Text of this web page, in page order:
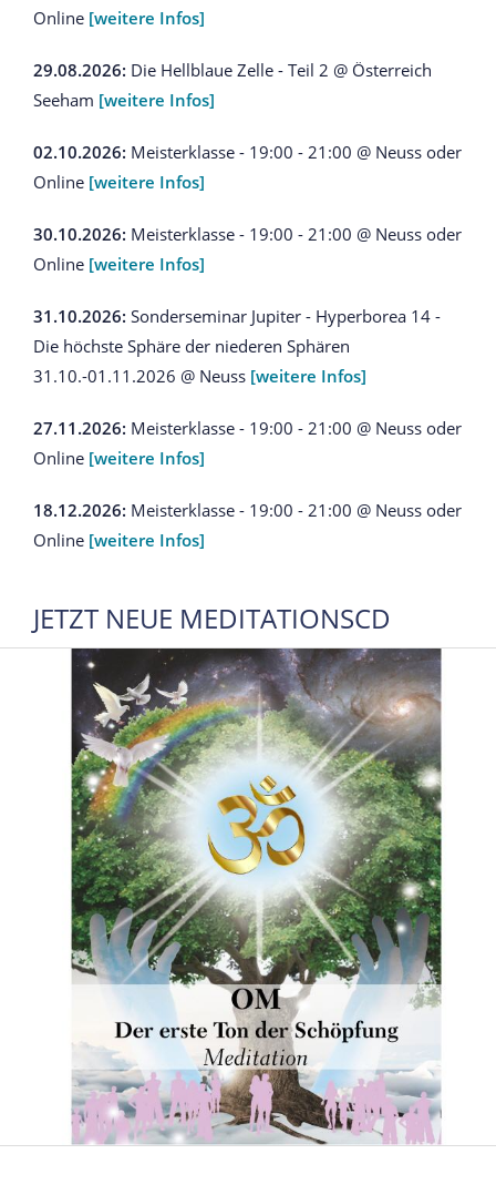
Online [weitere Infos]
29.08.2026: Die Hellblaue Zelle - Teil 2 @ Österreich
Seeham [weitere Infos]
02.10.2026: Meisterklasse - 19:00 - 21:00 @ Neuss oder
Online [weitere Infos]
30.10.2026: Meisterklasse - 19:00 - 21:00 @ Neuss oder
Online [weitere Infos]
31.10.2026: Sonderseminar Jupiter - Hyperborea 14 -
Die höchste Sphäre der niederen Sphären
31.10.-01.11.2026 @ Neuss [weitere Infos]
27.11.2026: Meisterklasse - 19:00 - 21:00 @ Neuss oder
Online [weitere Infos]
18.12.2026: Meisterklasse - 19:00 - 21:00 @ Neuss oder
Online [weitere Infos]
JETZT NEUE MEDITATIONSCD